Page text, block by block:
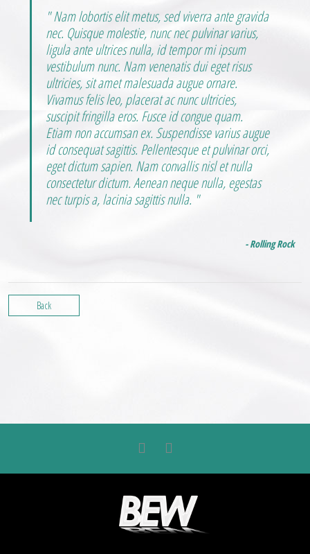
Nam lobortis elit metus, sed viverra ante gravida
nec. Quisque molestie, nunc nec pulvinar varius,
ligula ante ultrices nulla, id tempor mi ipsum
vestibulum nunc. Nam venenatis dui eget risus
ultricies, sit amet malesuada augue ornare.
Vivamus felis leo, placerat ac nunc ultricies,
suscipit fringilla eros. Fusce id congue quam.
Etiam non accumsan ex. Suspendisse varius augue
id consequat sagittis. Pellentesque et pulvinar orci,
eget dictum sapien. Nam convallis nisl et nulla
consectetur dictum. Aenean neque nulla, egestas
nec turpis a, lacinia sagittis nulla.
- Rolling Rock
Back